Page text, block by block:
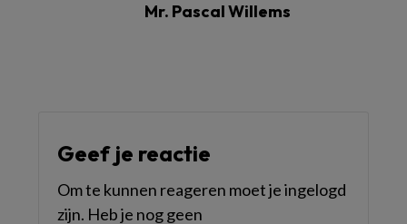
Mr. Pascal Willems
Geef je reactie
Om te kunnen reageren moet je ingelogd
zijn. Heb je nog geen